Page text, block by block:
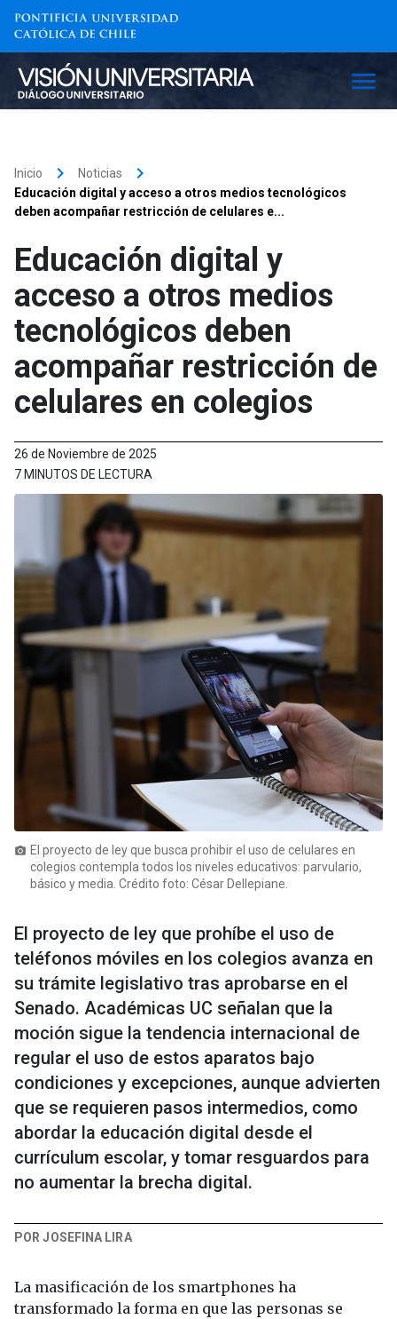
Inicio keyboard_arrow_right Noticias keyboard_arrow_right
Educación digital y acceso a otros medios tecnológicos
deben acompañar restricción de celulares e...
Educación digital y
acceso a otros medios
tecnológicos deben
acompañar restricción de
celulares en colegios
26 de Noviembre de 2025
7 MINUTOS DE LECTURA
photo_camera El proyecto de ley que busca prohibir el uso de celulares en
colegios contempla todos los niveles educativos: parvulario,
básico y media. Crédito foto: César Dellepiane.
El proyecto de ley que prohíbe el uso de
teléfonos móviles en los colegios avanza en
su trámite legislativo tras aprobarse en el
Senado. Académicas UC señalan que la
moción sigue la tendencia internacional de
regular el uso de estos aparatos bajo
condiciones y excepciones, aunque advierten
que se requieren pasos intermedios, como
abordar la educación digital desde el
currículum escolar, y tomar resguardos para
no aumentar la brecha digital.
POR JOSEFINA LIRA
La masificación de los smartphones ha
transformado la forma en que las personas se